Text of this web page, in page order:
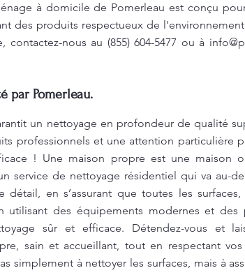
à domicile de Pomerleau est conçu
des produits respectueux de
nous au (855) 604-5477 ou à
par Pomerleau.
un nettoyage en profondeur de qualité
professionnels et une attention particulière
! Une maison propre est une maison
service de nettoyage résidentiel qui va au-
en s’assurant que toutes les
utilisant des équipements modernes et
sûr et efficace. Détendez-vous et
sain et accueillant, tout en respectant
simplement à nettoyer les surfaces, mais à